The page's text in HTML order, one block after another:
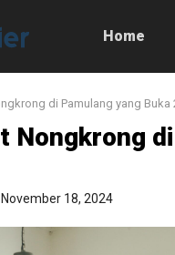
Home
di Pamulang yang Buka
Nongkrong
November 18, 2024